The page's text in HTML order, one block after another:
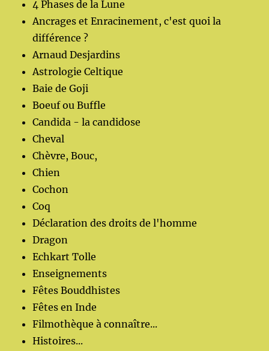
4 Phases de la Lune
Ancrages et Enracinement, c'est quoi la
différence ?
Arnaud Desjardins
Astrologie Celtique
Baie de Goji
Boeuf ou Buffle
Candida - la candidose
Cheval
Chèvre, Bouc,
Chien
Cochon
Coq
Déclaration des droits de l'homme
Dragon
Echkart Tolle
Enseignements
Fêtes Bouddhistes
Fêtes en Inde
Filmothèque à connaître...
Histoires...